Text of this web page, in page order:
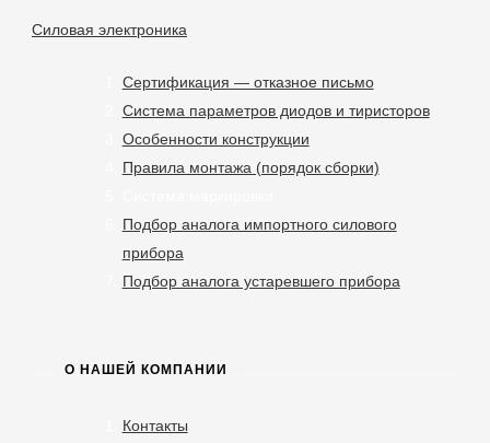
Силовая электроника
Сертификация — отказное письмо
Система параметров диодов и тиристоров
Особенности конструкции
Правила монтажа (порядок сборки)
Подбор аналога импортного силового
прибора
Подбор аналога устаревшего прибора
О НАШЕЙ КОМПАНИИ
Контакты